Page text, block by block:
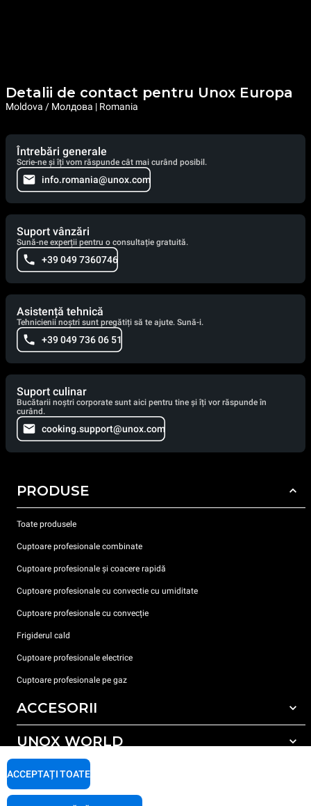
Detalii de contact pentru Unox Europa
Moldova / Молдова | Romania
Întrebări generale
Scrie-ne și îți vom răspunde cât mai curând posibil.
info.romania@unox.com
Suport vânzări
Sună-ne experții pentru o consultație gratuită.
+39 049 7360746
Asistență tehnică
Tehnicienii noștri sunt pregătiți să te ajute. Sună-i.
+39 049 736 06 51
Suport culinar
Bucătarii noștri corporate sunt aici pentru tine și îți vor răspunde în
curând.
cooking.support@unox.com
PRODUSE
Toate produsele
Cuptoare profesionale combinate
Cuptoare profesionale și coacere rapidă
Cuptoare profesionale cu convectie cu umiditate
Cuptoare profesionale cu convecție
Frigiderul cald
Cuptoare profesionale electrice
Cuptoare profesionale pe gaz
ACCESORII
Toate accesoriile
Detergent pentru spălarea automată
Detergent pentru spălarea manuală
UNOX WORLD
Sediile noastre în lume
SUPORT
ACCEPTAȚI TOATE